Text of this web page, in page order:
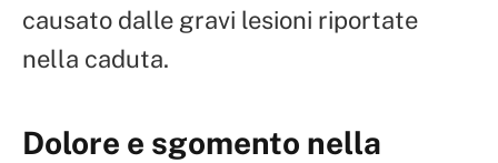
causato dalle gravi lesioni riportate
nella caduta.
Dolore e sgomento nella